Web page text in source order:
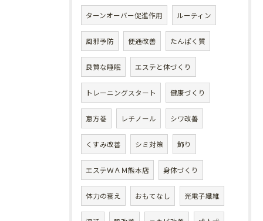
ターンオーバー促進作用 ルーティン
風邪予防 便通改善 たんぱく質
良質な睡眠 エステと体づくり
トレーニングスタート 健康づくり
恵方巻 レチノール シワ改善
くすみ改善 シミ対策 飾り
エステＷＡＭ熊本店 身体づくり
体力の衰え おもてなし 光電子繊維